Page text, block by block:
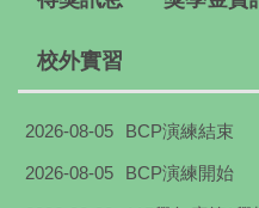
校外實習
2026-08-05 BCP演練結束
2026-08-05 BCP演練開始